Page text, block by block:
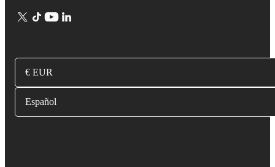
€ EUR
Español